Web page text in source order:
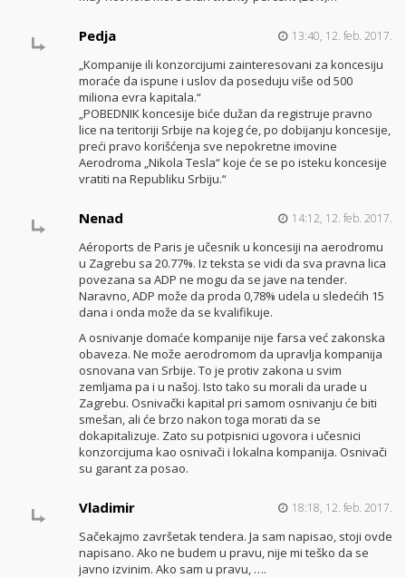
Pedja 13:40, 12. feb. 2017.
„Kompanije ili konzorcijumi zainteresovani za koncesiju
moraće da ispune i uslov da poseduju više od 500
miliona evra kapitala.“
„POBEDNIK koncesije biće dužan da registruje pravno
lice na teritoriji Srbije na kojeg će, po dobijanju koncesije,
preći pravo korišćenja sve nepokretne imovine
Aerodroma „Nikola Tesla“ koje će se po isteku koncesije
vratiti na Republiku Srbiju.“
Nenad 14:12, 12. feb. 2017.
Aéroports de Paris je učesnik u koncesiji na aerodromu
u Zagrebu sa 20.77%. Iz teksta se vidi da sva pravna lica
povezana sa ADP ne mogu da se jave na tender.
Naravno, ADP može da proda 0,78% udela u sledećih 15
dana i onda može da se kvalifikuje.
A osnivanje domaće kompanije nije farsa već zakonska
obaveza. Ne može aerodromom da upravlja kompanija
osnovana van Srbije. To je protiv zakona u svim
zemljama pa i u našoj. Isto tako su morali da urade u
Zagrebu. Osnivački kapital pri samom osnivanju će biti
smešan, ali će brzo nakon toga morati da se
dokapitalizuje. Zato su potpisnici ugovora i učesnici
konzorcijuma kao osnivači i lokalna kompanija. Osnivači
su garant za posao.
Vladimir 18:18, 12. feb. 2017.
Sačekajmo završetak tendera. Ja sam napisao, stoji ovde
napisano. Ako ne budem u pravu, nije mi teško da se
javno izvinim. Ako sam u pravu, ….